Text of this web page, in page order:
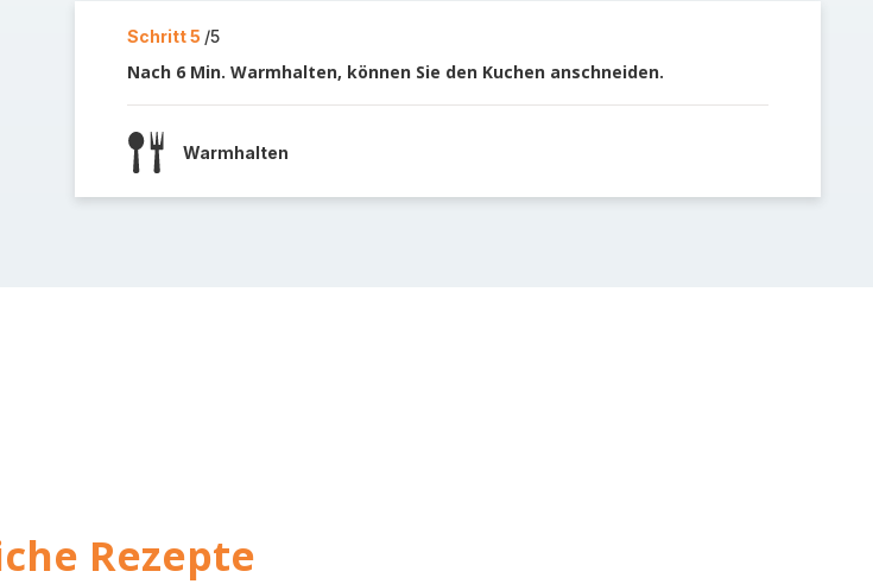
Schritt 5 /5
Nach 6 Min. Warmhalten, können Sie den Kuchen anschneiden.
Warmhalten
Rezepte